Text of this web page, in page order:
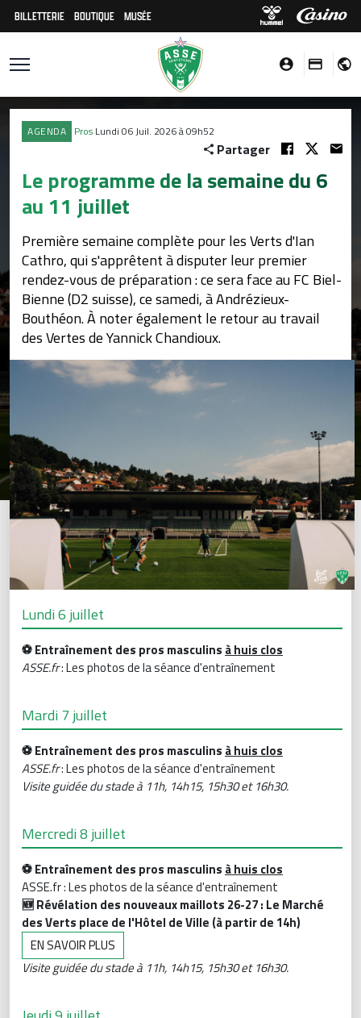
BILLETTERIE BOUTIQUE MUSÉE
AGENDA Pros Lundi 06 Juil. 2026 à 09h52
Partager
Le programme de la semaine du 6
au 11 juillet
Première semaine complète pour les Verts d'Ian
Cathro, qui s'apprêtent à disputer leur premier
rendez-vous de préparation : ce sera face au FC Biel-
Bienne (D2 suisse), ce samedi, à Andrézieux-
Bouthéon. À noter également le retour au travail
des Vertes de Yannick Chandioux.
Lundi 6 juillet
⚽️ Entraînement des pros masculins à huis clos
ASSE.fr: Les photos de la séance d'entraînement
Mardi 7 juillet
⚽️ Entraînement des pros masculins à huis clos
ASSE.fr: Les photos de la séance d'entraînement
Visite guidée du stade à 11h, 14h15, 15h30 et 16h30.
Mercredi 8 juillet
⚽️ Entraînement des pros masculins àhuis clos
ASSE.fr : Les photos de la séance d'entraînement
🆕 Révélation des nouveaux maillots 26-27 : Le Marché
des Verts place de l'Hôtel de Ville (à partir de 14h)
EN SAVOIR PLUS
Visite guidée du stade à 11h, 14h15, 15h30 et 16h30.